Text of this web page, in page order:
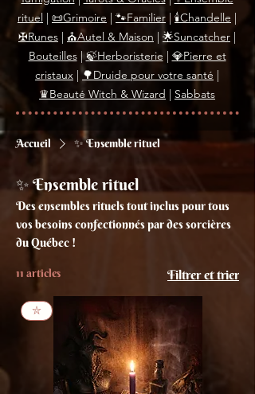
rituel
📜Grimoire 🐾Familier 🕯Chandelle
✠Runes
⛪Autel & Maison 🌟Suncatcher
Bouteilles|🍃Herboristerie
💎Pierre et
cristaux |🌳Druide pour votre santé
♛Beauté Witch & Wizard
Sabbats
Accueil ✨ Ensemble rituel
✨ Ensemble rituel
Des ensembles rituels tout inclus pour tous
vos besoins confectionnés par des sorcières
du Québec !
11 articles Filtrer et trier
⛥